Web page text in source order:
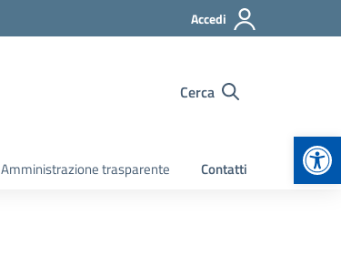
Accedi
Cerca
Amministrazione trasparente Contatti